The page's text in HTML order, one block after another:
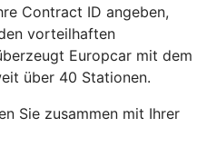
Contract ID angeben,
vorteilhaften
Europcar mit dem
über 40 Stationen.
Sie zusammen mit Ihrer